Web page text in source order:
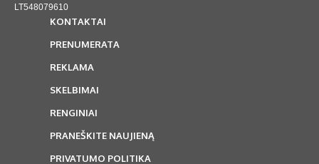
LT548079610
KONTAKTAI
PRENUMERATA
REKLAMA
SKELBIMAI
RENGINIAI
PRANEŠKITE NAUJIENĄ
PRIVATUMO POLITIKA